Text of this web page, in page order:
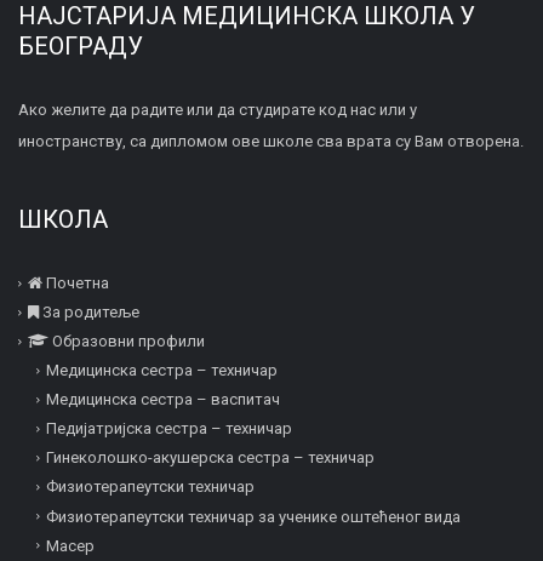
НАЈСТАРИЈА МЕДИЦИНСКА ШКОЛА У
БЕОГРАДУ
Ако желите да радите или да студирате код нас или у
иностранству, са дипломом ове школе сва врата су Вам отворена.
ШКОЛА
Почетна
За родитеље
Образовни профили
Медицинска сестра – техничар
Медицинска сестра – васпитач
Педијатријска сестра – техничар
Гинеколошко-акушерска сестра – техничар
Физиотерапеутски техничар
Физиотерапеутски техничар за ученике оштећеног вида
Mасер